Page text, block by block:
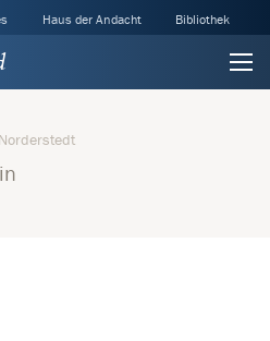
Haus der Andacht Bibliothek
Norderstedt